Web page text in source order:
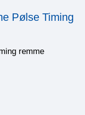
Pølse Timing
remme